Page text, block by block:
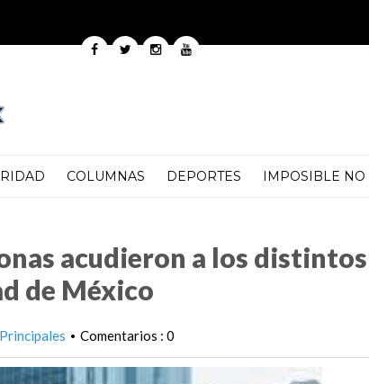
COLUMNAS DEPORTES IMPOSIBLE NO
acudieron a los
de México
Principales • Comentarios : 0